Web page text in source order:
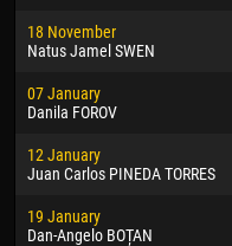
18 November
Natus Jamel SWEN
07 January
Danila FOROV
12 January
Juan Carlos PINEDA TORRES
19 January
Dan-Angelo BOȚAN